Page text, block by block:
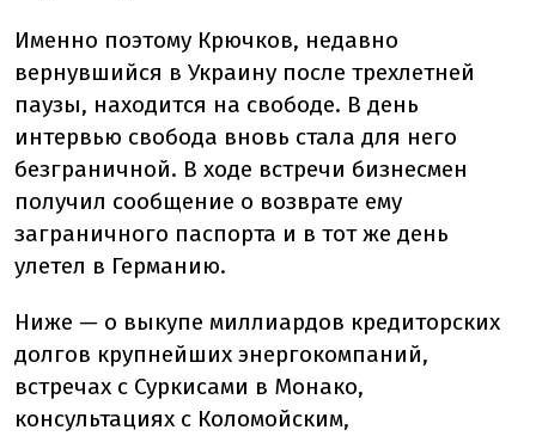
Именно поэтому Крючков, недавно
вернувшийся в Украину после трехлетней
паузы, находится на свободе. В день
интервью свобода вновь стала для него
безграничной. В ходе встречи бизнесмен
получил сообщение о возврате ему
заграничного паспорта и в тот же день
улетел в Германию.
Ниже — о выкупе миллиардов кредиторских
долгов крупнейших энергокомпаний,
встречах с Суркисами в Монако,
консультациях с Коломойским,